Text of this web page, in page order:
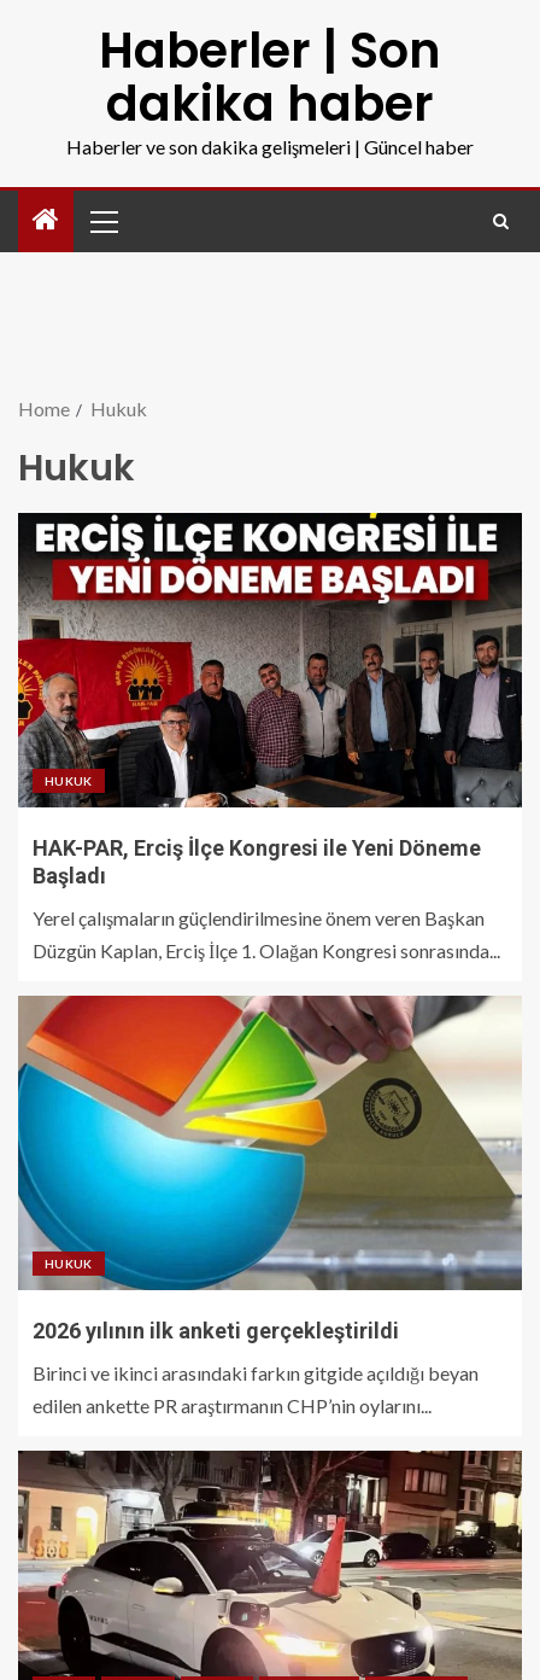
Haberler | Son
dakika haber
Haberler ve son dakika gelişmeleri | Güncel haber
Home Hukuk
Hukuk
HUKUK
HAK-PAR, Erciş İlçe Kongresi ile Yeni Döneme
Başladı
Yerel çalışmaların güçlendirilmesine önem veren Başkan
Düzgün Kaplan, Erciş İlçe 1. Olağan Kongresi sonrasında...
HUKUK
2026 yılının ilk anketi gerçekleştirildi
Birinci ve ikinci arasındaki farkın gitgide açıldığı beyan
edilen ankette PR araştırmanın CHP’nin oylarını...